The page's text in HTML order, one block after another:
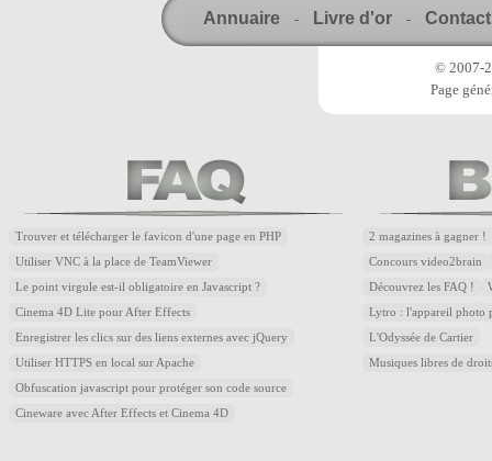
Annuaire - Livre d'or - Contact
© 2007-
Page
Trouver et télécharger le favicon d'une page en PHP
Utiliser VNC à la place de TeamViewer
Le point virgule est-il obligatoire en Javascript ?
Cinema 4D Lite pour After Effects
Enregistrer les clics sur des liens externes avec jQuery
Utiliser HTTPS en local sur Apache
Obfuscation javascript pour protéger son code source
Cineware avec After Effects et Cinema 4D
2 magazines à gagner !
Concours video2brain
Découvrez les FAQ !
Lytro : l'appareil photo
L'Odyssée de Cartier
Musiques libres de